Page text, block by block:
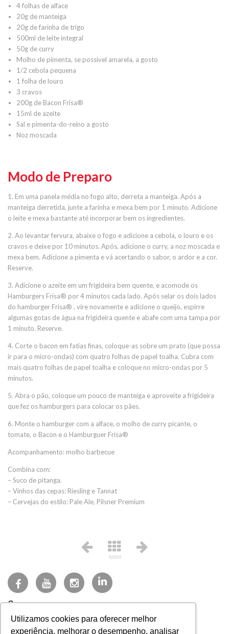
Utilizamos cookies para oferecer melhor
experiência, melhorar o desempenho, analisar
4 folhas de alface
20g de manteiga
20g de farinha de trigo
500ml de leite integral
50g de curry
Molho de pimenta, se possível amarela, a gosto
1/2 cebola pequena
1 folha de louro
3 cravos
200g de Bacon Frisa®
15ml de azeite
Sal e pimenta-do-reino a gosto
Noz moscada
Modo de Preparo
1. Em uma panela média no fogo alto, derreta a manteiga. Após a
manteiga derretida, junte a farinha e mexa bem por 1 minuto. Adicione
o leite e mexa bastante até incorporar bem os ingredientes.
2. Ao levantar fervura, abaixe o fogo e adicione a cebola, o louro e os
cravos e deixe por 10 minutos. Após, adicione o curry, a noz moscada e
mexa bem. Adicione a pimenta e vá acertando o sabor, o ardor e a cor.
Reserve.
3. Adicione o azeite em um frigideira bem quente, e acomode os
Hamburgers Frisa® por 4 minutos cada lado. Após selar os dois lados
do hamburger Frisa® , vire novamente e adicione o queijo, espirre
algumas gotas de água na frigideira quente e abafe com uma tampa por
1 minuto. Reserve.
4. Corte o bacon em fatias finas, coloque-as sobre um prato (que possa
ir para o micro-ondas) com quatro folhas de papel toalha. Cubra com
mais quatro folhas de papel toalha e coloque no micro-ondas por 5
minutos.
5. Abra o pão, coloque um pouco de manteiga e aproveite a frigideira
que fez os hamburgers para colocar os pães.
6. Monte o hamburger com a alface, o molho de curry picante, o
tomate, o Bacon e o Hamburguer Frisa®
Acompanhamento: molho barbecue
Combina com:
– Suco de pitanga.
– Vinhos das cepas: Riesling e Tannat
– Cervejas do estilo: Pale Ale, Pilsner Premium
TODOS
(27) 3723-3200
faleconosco@frisa.com.br